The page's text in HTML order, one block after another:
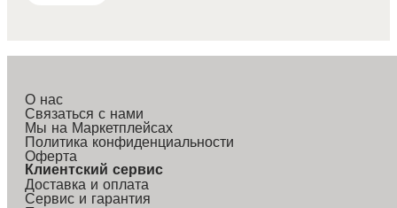
О нас
Связаться с нами
Мы на Маркетплейсах
Политика конфиденциальности
Оферта
Клиентский сервис
Доставка и оплата
Сервис и гарантия